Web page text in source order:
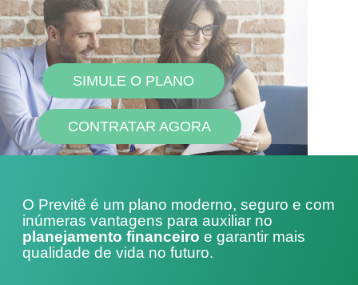
SIMULE O PLANO
CONTRATAR AGORA
O Previtê é um plano moderno, seguro e com
inúmeras vantagens para auxiliar no
planejamento financeiro e garantir mais
qualidade de vida no futuro.